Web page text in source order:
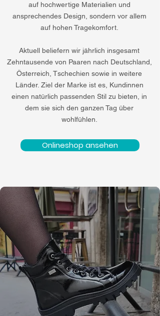
auf hochwertige Materialien und
ansprechendes Design, sondern vor allem
auf hohen Tragekomfort.
Aktuell beliefern wir jährlich insgesamt
Zehntausende von Paaren nach Deutschland,
Österreich, Tschechien sowie in weitere
Länder. Ziel der Marke ist es, Kundinnen
einen natürlich passenden Stil zu bieten, in
dem sie sich den ganzen Tag über
wohlfühlen.
Onlineshop ansehen